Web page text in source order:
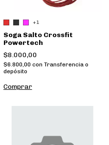
+1
Soga Salto Crossfit
Powertech
$8.000,00
$6.800,00 con Transferencia o
depósito
Comprar